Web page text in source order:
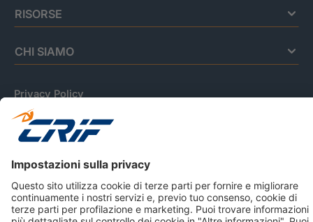
RISORSE
CHI SIAMO
Privacy Policy
Cookie Policy
Informativa Dati Personali
CRIF Business Ethics
Informativa Privacy Relativa Al Sistema Di Informazioni
Creditizie